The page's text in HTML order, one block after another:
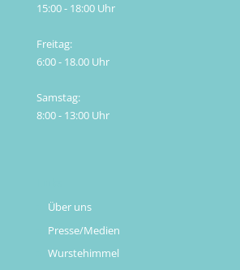
15:00 - 18:00 Uhr
Freitag:
6:00 - 18.00 Uhr
Samstag:
8:00 - 13:00 Uhr
Über uns
Presse/Medien
Wurstehimmel